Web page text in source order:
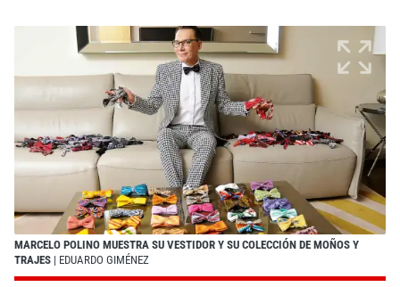
MARCELO POLINO MUESTRA SU VESTIDOR Y SU COLECCIÓN DE MOÑOS Y
TRAJES | EDUARDO GIMÉNEZ